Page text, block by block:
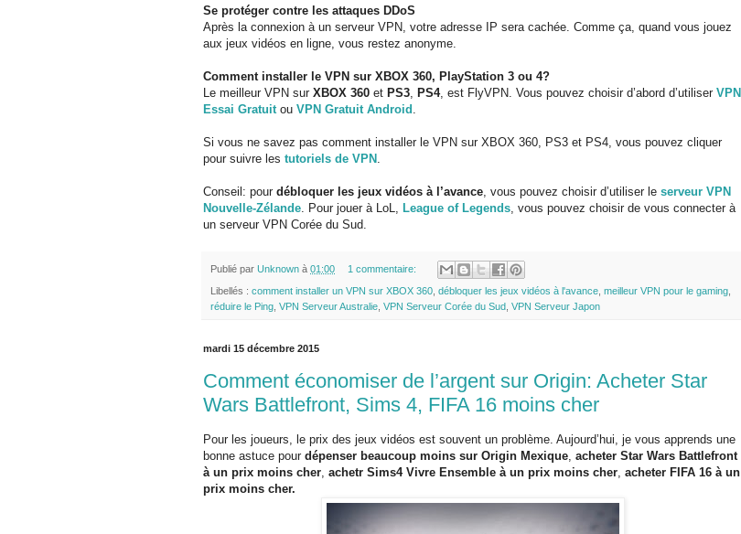
Se protéger contre les attaques DDoS
Après la connexion à un serveur VPN, votre adresse IP sera cachée. Comme ça, quand vous jouez
aux jeux vidéos en ligne, vous restez anonyme.
Comment installer le VPN sur XBOX 360, PlayStation 3 ou 4?
Le meilleur VPN sur XBOX 360 et PS3 PS4, est FlyVPN. Vous pouvez choisir d’abord d’utiliser VPN
Essai Gratuit ou VPN Gratuit Android
Si vous ne savez pas comment installer le VPN sur XBOX 360, PS3 et PS4, vous pouvez cliquer
pour suivre les tutoriels de VPN
Conseil: pour débloquer les jeux vidéos à l’avance , vous pouvez choisir d’utiliser le serveur VPN
Nouvelle-Zélande . Pour jouer à LoL, League of Legends , vous pouvez choisir de vous connecter à
un serveur VPN Corée du Sud.
Publié par Unknown à 01:00 1 commentaire:
Libellés : comment installer un VPN sur XBOX 360 débloquer les jeux vidéos à l'avance meilleur VPN pour le gaming
réduire le Ping VPN Serveur Australie VPN Serveur Corée du Sud VPN Serveur Japon
mardi 15 décembre 2015
Comment économiser de l’argent sur Origin: Acheter Star
Wars Battlefront, Sims 4, FIFA 16 moins cher
Pour les joueurs, le prix des jeux vidéos est souvent un problème. Aujourd’hui, je vous apprends une
bonne astuce pour dépenser beaucoup moins sur Origin Mexique acheter Star Wars Battlefront
à un prix moins cher achetr Sims4 Vivre Ensemble à un prix moins cher acheter FIFA 16 à un
prix moins cher.